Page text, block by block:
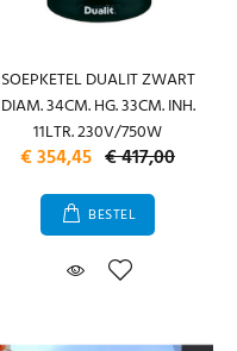
SOEPKETEL DUALIT ZWART
DIAM. 34CM. HG. 33CM. INH.
11LTR. 230V/750W
€ 354,45 € 417,00
BESTEL